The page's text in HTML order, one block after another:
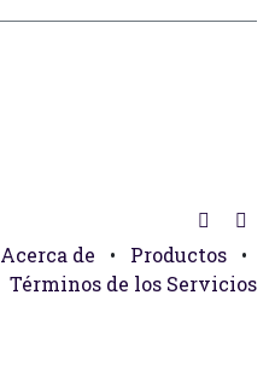
Acerca de • Productos
•
Términos de los Servicios